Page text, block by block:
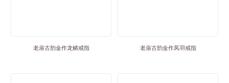
老庙古韵金作龙鳞戒指 老庙古韵金作凤羽戒指